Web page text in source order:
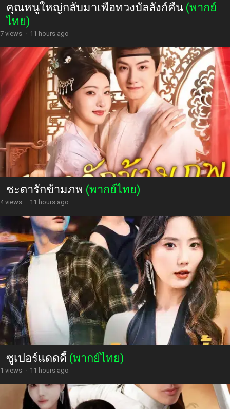
คุณหนูใหญ่กลับมาเพื่อทวงบัลลังก์คืน (พากย์
ไทย)
7 views · 11 hours ago
ชะตารักข้ามภพ (พากย์ไทย)
4 views · 11 hours ago
ซูเปอร์แดดดี้ (พากย์ไทย)
1 views · 11 hours ago